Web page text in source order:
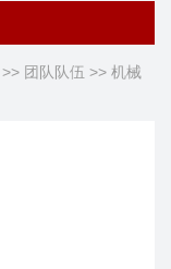
>> 团队队伍 >> 机械